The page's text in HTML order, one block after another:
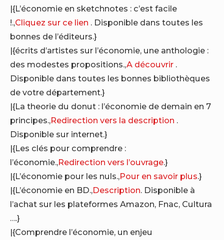
|{L’économie en sketchnotes : c’est facile
!.,Cliquez sur ce lien . Disponible dans toutes les
bonnes de l’éditeurs.}
|{écrits d’artistes sur l’économie, une anthologie :
des modestes propositions.,A découvrir .
Disponible dans toutes les bonnes bibliothèques
de votre département.}
|{La theorie du donut : l’économie de demain en 7
principes.,Redirection vers la description .
Disponible sur internet.}
|{Les clés pour comprendre :
l’économie.,Redirection vers l’ouvrage.}
|{L’économie pour les nuls.,Pour en savoir plus.}
|{L’économie en BD.,Description. Disponible à
l’achat sur les plateformes Amazon, Fnac, Cultura
….}
|{Comprendre l’économie, un enjeu